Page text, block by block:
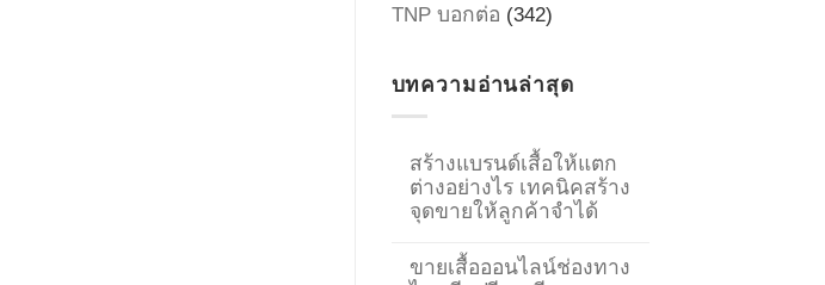
TNP บอกต่อ (342)
บทความอ่านล่าสุด
สร้างแบรนด์เสื้อให้แตก
ต่างอย่างไร เทคนิคสร้าง
จุดขายให้ลูกค้าจำได้
ขายเสื้อออนไลน์ช่องทาง